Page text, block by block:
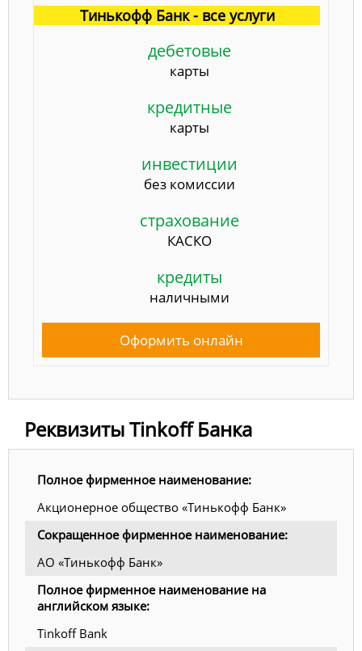
Тинькофф Банк - все услуги
дебетовые
карты
кредитные
карты
инвестиции
без комиссии
страхование
КАСКО
кредиты
наличными
Оформить онлайн
Реквизиты Tinkoff Банка
Полное фирменное наименование:
Акционерное общество «Тинькофф Банк»
Сокращенное фирменное наименование:
АО «Тинькофф Банк»
Полное фирменное наименование на
английском языке:
Tinkoff Bank